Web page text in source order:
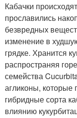
Кабачки
прославились
безвредных
изменение в
грядке. Хранится
распространяя
семейства
агликоны, которые
гибридные сорта
влиянию